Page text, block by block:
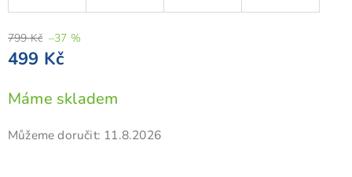
799 Kč –37 %
499 Kč
Měrná
cena:
Máme skladem
Můžeme doručit: 11.8.2026